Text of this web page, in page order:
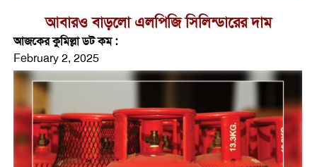
আবারও বাড়লো এলপিজি সিলিন্ডারের দাম
আজকের কুমিল্লা ডট কম :
February 2, 2025